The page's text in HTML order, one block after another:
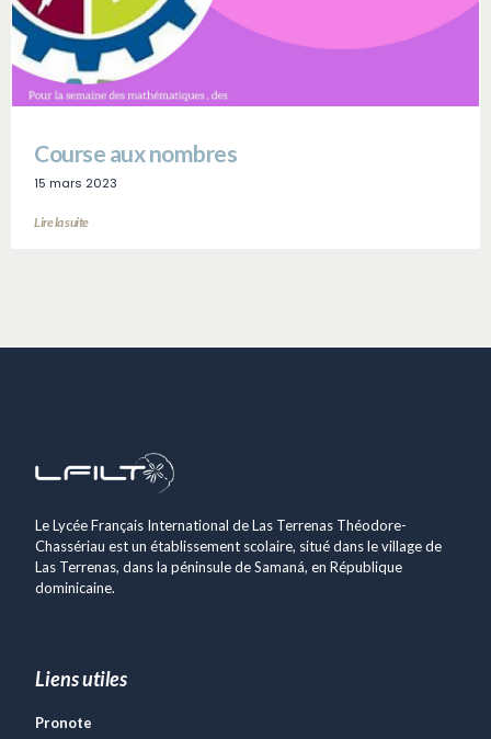
Course aux nombres
15 mars 2023
Lire la suite
Le Lycée Français International de Las Terrenas Théodore-
Chassériau est un établissement scolaire, situé dans le village de
Las Terrenas, dans la péninsule de Samaná, en République
dominicaine.
Liens utiles
Pronote